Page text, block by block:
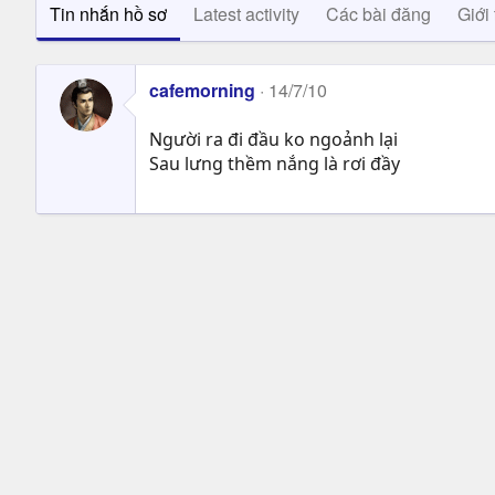
Tin nhắn hồ sơ Latest activity Các bài đăng Giới
cafemorning 14/7/10
Người ra đi đầu ko ngoảnh lại
Sau lưng thềm nắng là rơi đầy